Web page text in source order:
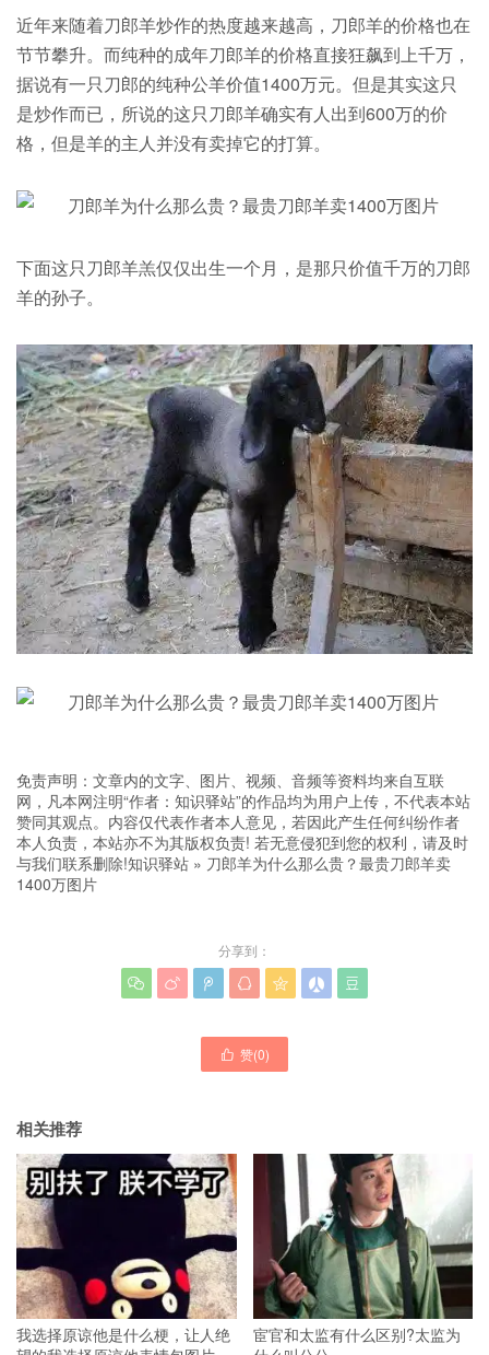
近年来随着刀郎羊炒作的热度越来越高，刀郎羊的价格也在
节节攀升。而纯种的成年刀郎羊的价格直接狂飙到上千万，
据说有一只刀郎的纯种公羊价值1400万元。但是其实这只
是炒作而已，所说的这只刀郎羊确实有人出到600万的价
格，但是羊的主人并没有卖掉它的打算。
下面这只刀郎羊羔仅仅出生一个月，是那只价值千万的刀郎
羊的孙子。
免责声明：文章内的文字、图片、视频、音频等资料均来自互联
网，凡本网注明“作者：知识驿站”的作品均为用户上传，不代表本站
赞同其观点。内容仅代表作者本人意见，若因此产生任何纠纷作者
本人负责，本站亦不为其版权负责! 若无意侵犯到您的权利，请及时
与我们联系删除!知识驿站 » 刀郎羊为什么那么贵？最贵刀郎羊卖
1400万图片
分享到：
      
 赞(0)
相关推荐
我选择原谅他是什么梗，让人绝
宦官和太监有什么区别?太监为